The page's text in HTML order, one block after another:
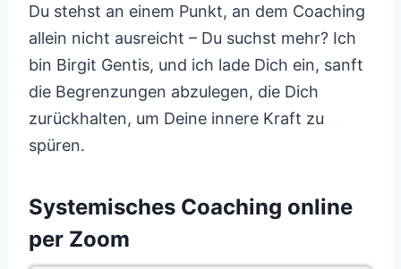
Du stehst an einem Punkt, an dem Coaching
allein nicht ausreicht – Du suchst mehr? Ich
bin Birgit Gentis, und ich lade Dich ein, sanft
die Begrenzungen abzulegen, die Dich
zurückhalten, um Deine innere Kraft zu
spüren.
Systemisches Coaching online
per Zoom